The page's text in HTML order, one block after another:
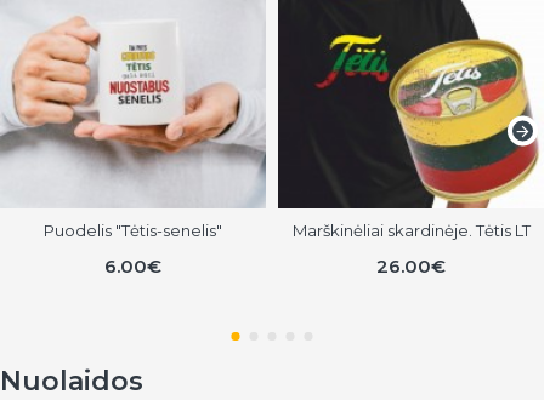
Puodelis "Tėtis-senelis"
6.00€
Marškinėliai skardinėje. Tėtis LT
26.00€
Nuolaidos